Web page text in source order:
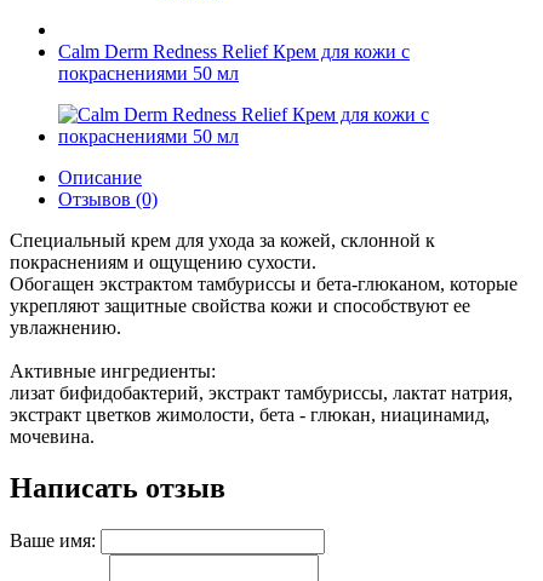
Calm Derm Redness Relief Крем для кожи с
покраснениями 50 мл
Описание
Отзывов (0)
Специальный крем для ухода за кожей, склонной к
покраснениям и ощущению сухости.
Обогащен экстрактом тамбуриссы и бета-глюканом, которые
укрепляют защитные свойства кожи и способствуют ее
увлажнению.
Активные ингредиенты:
лизат бифидобактерий, экстракт тамбуриссы, лактат натрия,
экстракт цветков жимолости, бета - глюкан, ниацинамид,
мочевина.
Написать отзыв
Ваше имя: